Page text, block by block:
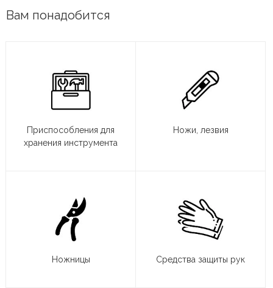
Вам понадобится
Приспособления для
хранения инструмента
Ножи, лезвия
Ножницы Средства защиты рук